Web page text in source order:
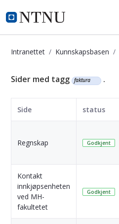
i.ntnu.no
Intranettet Kunnskapsbasen
Kunnskapsbasen
Sider med tagg faktura .
Side status
Regnskap Godkjent
Kontakt
innkjøpsenheten
ved MH-
fakultetet
Godkjent